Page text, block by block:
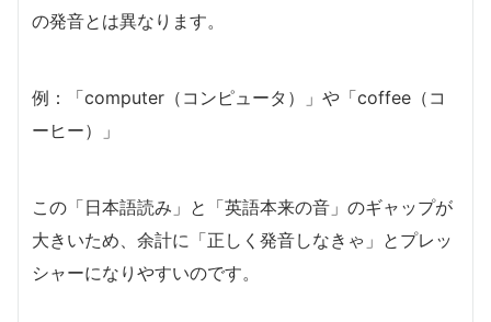
の発音とは異なります。
例：「computer（コンピュータ）」や「coffee（コ
ーヒー）」
この「日本語読み」と「英語本来の音」のギャップが
大きいため、余計に「正しく発音しなきゃ」とプレッ
シャーになりやすいのです。